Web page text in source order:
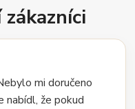
mi doručeno
nabídl, že pokud